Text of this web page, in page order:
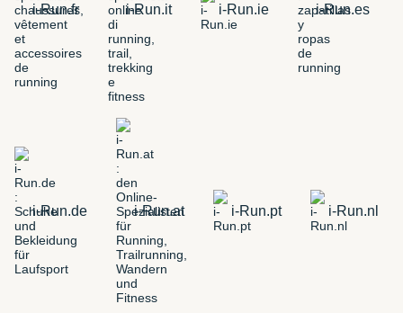
i-Run.fr i-Run.it i-Run.ie i-Run.es
i-Run.de i-Run.at i-Run.pt i-Run.nl